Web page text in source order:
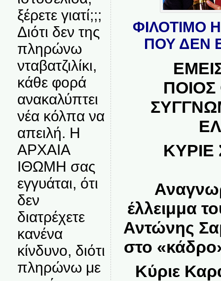
ξέρετε γιατί;;;
Διότι δεν της
πληρώνω
νταβατζιλίκι,
κάθε φορά
ανακαλύπτει
νέα κόλπα να
απειλή. Η
ΑΡΧΑΙΑ
ΙΘΩΜΗ σας
εγγυάται, ότι
δεν
διατρέχετε
κανένα
κίνδυνο, διότι
πληρώνω με
ΦΙΛΟΤΙΜΟ
ΠΟΥ ΔΕΝ
ΠΟΙΟΣ
έλλειμμα
Αντώνης
στο
Κύριε